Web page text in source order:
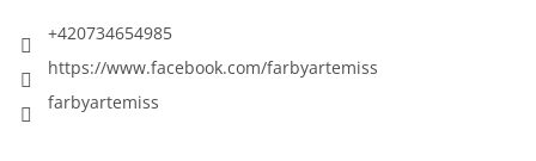
+420734654985
https://www.facebook.com/farbyartemiss
farbyartemiss